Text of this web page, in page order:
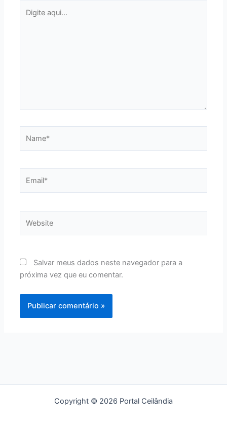
aqui...
Salvar meus dados neste navegador para a
próxima vez que eu comentar.
Copyright © 2026 Portal Ceilândia